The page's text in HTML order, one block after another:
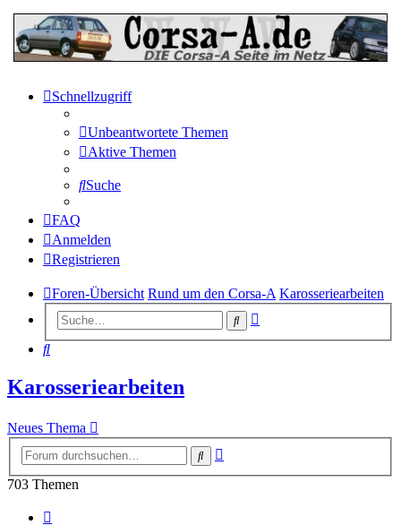
Schnellzugriff
Unbeantwortete Themen
Aktive Themen
Suche
FAQ
Anmelden
Registrieren
Foren-Übersicht Rund um den Corsa-A Karosseriearbeiten
Suche
Suche
Karosseriearbeiten
Neues Thema
Suche
703 Themen